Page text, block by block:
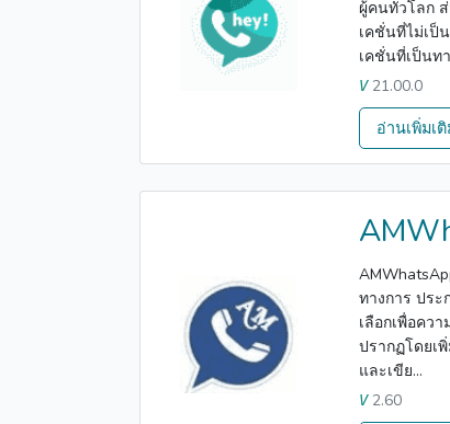
ผู้คนทั่วโลก
เคชั่นที่ไม่เป็
เคชั่นที่เป็นท
V21.00.0
อ่านเพิ่มเติ
ทางการ ปร
เลือกเพื่อคว
ปรากฏโดยเ
และเขีย...
V2.60